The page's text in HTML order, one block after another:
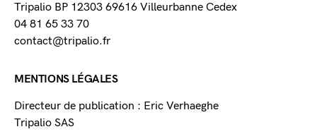
Tripalio BP 12303 69616 Villeurbanne Cedex
04 81 65 33 70
contact@tripalio.fr
MENTIONS LÉGALES
Directeur de publication : Eric Verhaeghe
Tripalio SAS